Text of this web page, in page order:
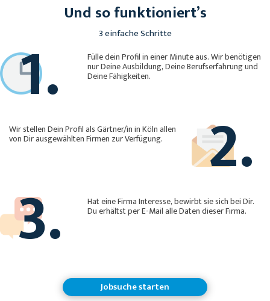
Und so funktioniert’s
3 einfache Schritte
1. Fülle dein Profil in einer Minute aus. Wir benötigen
nur Deine Ausbildung, Deine Berufserfahrung und
Deine Fähigkeiten.
2.
Wir stellen Dein Profil als Gärtner/in in Köln allen
von Dir ausgewählten Firmen zur Verfügung.
3. Hat eine Firma Interesse, bewirbt sie sich bei Dir.
Du erhältst per E-Mail alle Daten dieser Firma.
Jobsuche starten